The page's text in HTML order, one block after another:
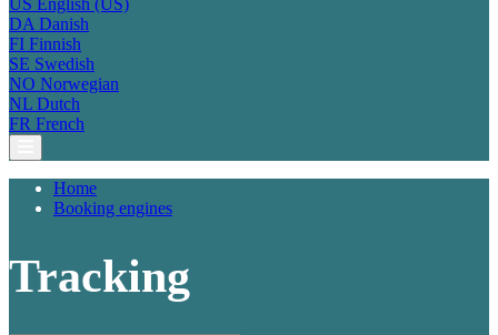
US English (US)
DA Danish
FI Finnish
SE Swedish
NO Norwegian
NL Dutch
FR French
Home
Booking engines
Tracking